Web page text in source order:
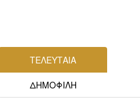
ΤΕΛΕΥΤΑΙΑ
ΔΗΜΟΦΙΛΗ